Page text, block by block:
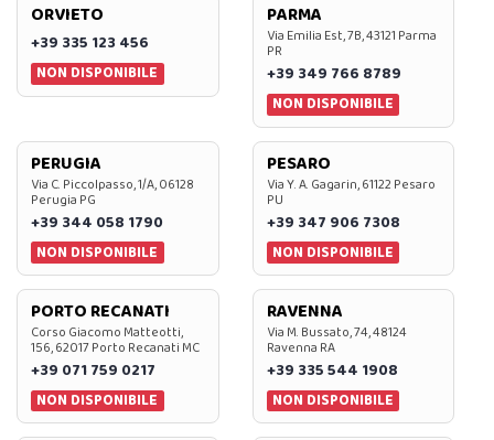
ORVIETO
+39 335 123 456
NON DISPONIBILE
PARMA
Via Emilia Est, 7B, 43121 Parma
PR
+39 349 766 8789
NON DISPONIBILE
PERUGIA
Via C. Piccolpasso, 1/A, 06128
Perugia PG
+39 344 058 1790
NON DISPONIBILE
PESARO
Via Y. A. Gagarin, 61122 Pesaro
PU
+39 347 906 7308
NON DISPONIBILE
PORTO RECANATI
Corso Giacomo Matteotti,
156, 62017 Porto Recanati MC
+39 071 759 0217
NON DISPONIBILE
RAVENNA
Via M. Bussato, 74, 48124
Ravenna RA
+39 335 544 1908
NON DISPONIBILE